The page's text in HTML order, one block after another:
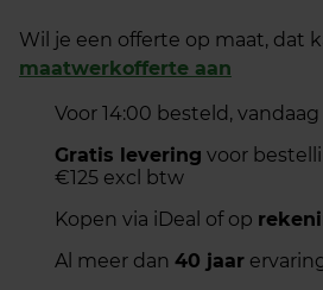
Wil je een offerte op maat, dat
maatwerkofferte aan
Voor 14:00 besteld,
Gratis levering voor
€125 excl btw
Kopen via iDeal of op
Al meer dan 40 jaar